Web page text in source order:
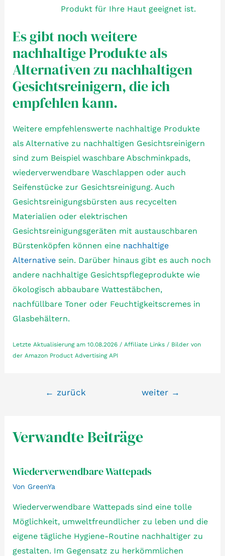
Produkt für Ihre Haut geeignet ist.
Es gibt noch weitere
nachhaltige Produkte als
Alternativen zu nachhaltigen
Gesichtsreinigern, die ich
empfehlen kann.
Weitere empfehlenswerte nachhaltige Produkte
als Alternative zu nachhaltigen Gesichtsreinigern
sind zum Beispiel waschbare Abschminkpads,
wiederverwendbare Waschlappen oder auch
Seifenstücke zur Gesichtsreinigung. Auch
Gesichtsreinigungsbürsten aus recycelten
Materialien oder elektrischen
Gesichtsreinigungsgeräten mit austauschbaren
Bürstenköpfen können eine nachhaltige
Alternativesein. Darüber hinaus gibt es auch noch
andere nachhaltige Gesichtspflegeprodukte wie
ökologisch abbaubare Wattestäbchen,
nachfüllbare Toner oder Feuchtigkeitscremes in
Glasbehältern.
Letzte Aktualisierung am 10.08.2026 / Affiliate Links / Bilder von
der Amazon Product Advertising API
Beitragsnavigation
← zurück weiter →
Verwandte Beiträge
Wiederverwendbare Wattepads
Von GreenYa
Wiederverwendbare Wattepads sind eine tolle
Möglichkeit, umweltfreundlicher zu leben und die
eigene tägliche Hygiene-Routine nachhaltiger zu
gestalten. Im Gegensatz zu herkömmlichen